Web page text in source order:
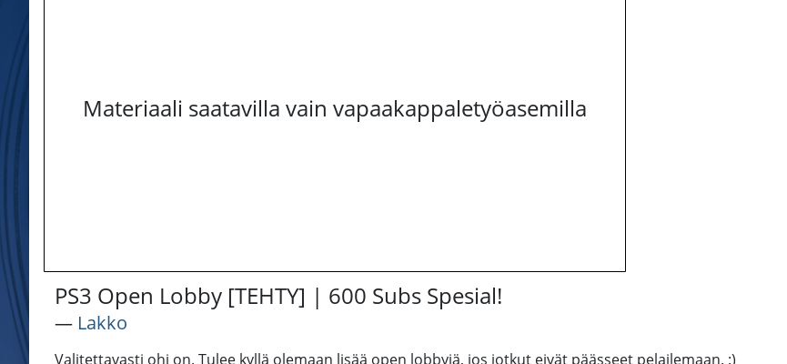
Materiaali saatavilla vain vapaakappaletyöasemilla
PS3 Open Lobby [TEHTY] | 600 Subs Spesial!
― Lakko
Valitettavasti ohi on. Tulee kyllä olemaan lisää open lobbyjä, jos jotkut eivät päässeet pelailemaan. :)